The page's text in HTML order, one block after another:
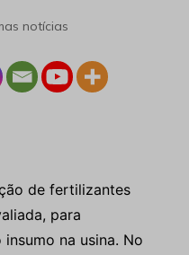
notícias
de fertilizantes
para
na usina. No